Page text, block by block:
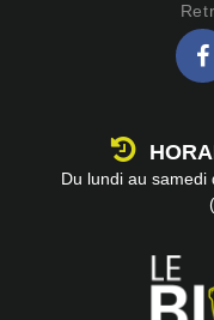
Du lundi au samedi